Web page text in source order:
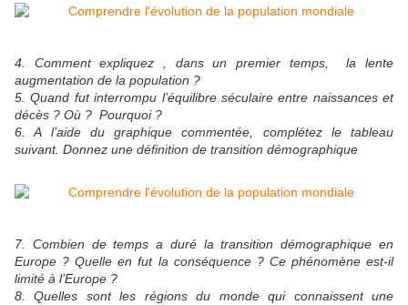
4. Comment expliquez , dans un premier temps, la lente
augmentation de la population ?
5. Quand fut interrompu l’équilibre séculaire entre naissances et
décès ? Où ? Pourquoi ?
6. A l’aide du graphique commentée, complétez le tableau
suivant. Donnez une définition de transition démographique
7. Combien de temps a duré la transition démographique en
Europe ? Quelle en fut la conséquence ? Ce phénomène est-il
limité à l’Europe ?
8. Quelles sont les régions du monde qui connaissent une